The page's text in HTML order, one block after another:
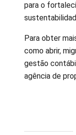
para o
Para obter
como abrir,
gestão
agência de